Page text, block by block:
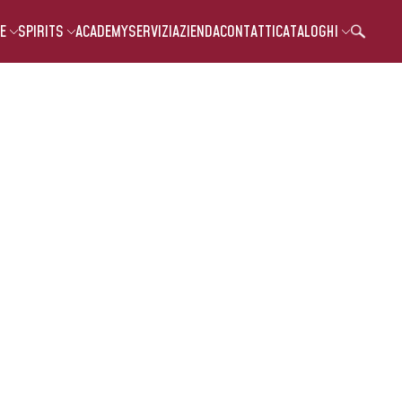
SPIRITS ACADEMYSERVIZIAZIENDACONTATTICATALOGHI